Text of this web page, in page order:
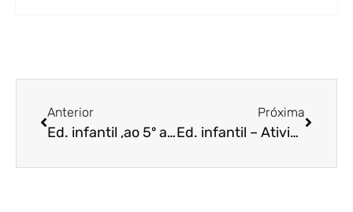
Anterior
Ed. infantil ,ao 5º ano – Atividades lúdicas com o tema festa Junina
Próxima
Ed. infantil – Atividades contextualizadas